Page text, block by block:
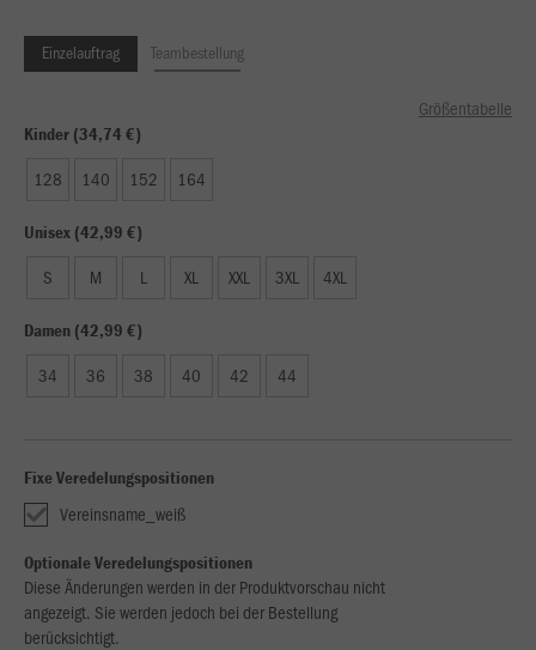
Einzelauftrag Teambestellung
Größentabelle
Kinder (34,74 €)
128 140 152 164
Unisex (42,99 €)
S M L XL XXL 3XL 4XL
Damen (42,99 €)
34 36 38 40 42 44
Fixe Veredelungspositionen
Vereinsname_weiß
Optionale Veredelungspositionen
Diese Änderungen werden in der Produktvorschau nicht
angezeigt. Sie werden jedoch bei der Bestellung
berücksichtigt.